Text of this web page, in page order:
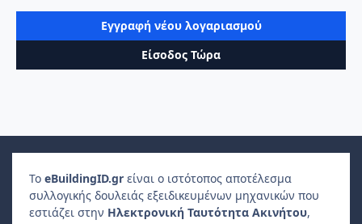
Εγγραφή νέου λογαριασμού
Είσοδος Τώρα
Το eBuildingID.gr είναι ο ιστότοπος αποτέλεσμα
συλλογικής δουλειάς εξειδικευμένων μηχανικών που
εστιάζει στην Ηλεκτρονική Ταυτότητα Ακινήτου,